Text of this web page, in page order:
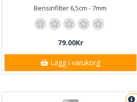
Bensinfilter 6,5cm - 7mm
79.00Kr
Lägg i varukorg